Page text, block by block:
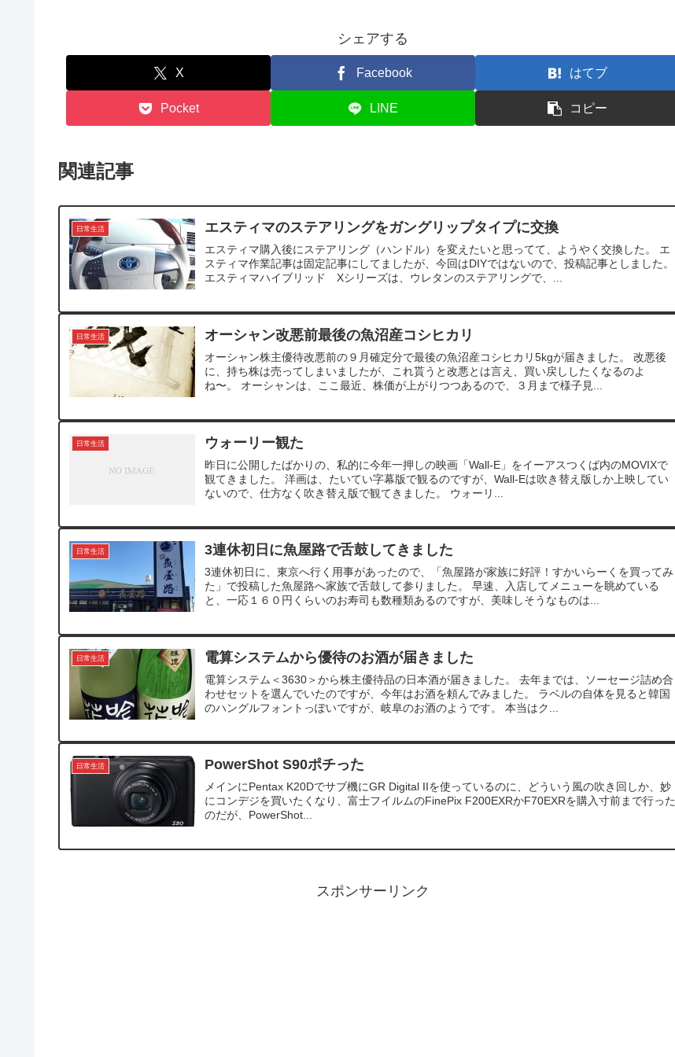
シェアする
X Facebook はてブ
Pocket LINE コピー
関連記事
日常生活 エスティマのステアリングをガングリップタイプに交換
エスティマ購入後にステアリング（ハンドル）を変えたいと思ってて、ようやく交換した。 エ
スティマ作業記事は固定記事にしてましたが、今回はDIYではないので、投稿記事としました。
エスティマハイブリッド Xシリーズは、ウレタンのステアリングで、...
日常生活 オーシャン改悪前最後の魚沼産コシヒカリ
オーシャン株主優待改悪前の９月確定分で最後の魚沼産コシヒカリ5kgが届きました。 改悪後
に、持ち株は売ってしまいましたが、これ貰うと改悪とは言え、買い戻ししたくなるのよ
ね〜。 オーシャンは、ここ最近、株価が上がりつつあるので、３月まで様子見...
日常生活 ウォーリー観た
昨日に公開したばかりの、私的に今年一押しの映画「Wall-E」をイーアスつくば内のMOVIXで
観てきました。 洋画は、たいてい字幕版で観るのですが、Wall-Eは吹き替え版しか上映してい
ないので、仕方なく吹き替え版で観てきました。 ウォーリ...
日常生活 3連休初日に魚屋路で舌鼓してきました
3連休初日に、東京へ行く用事があったので、「魚屋路が家族に好評！すかいらーくを買ってみ
た」で投稿した魚屋路へ家族で舌鼓して参りました。 早速、入店してメニューを眺めている
と、一応１６０円くらいのお寿司も数種類あるのですが、美味しそうなものは...
日常生活 電算システムから優待のお酒が届きました
電算システム＜3630＞から株主優待品の日本酒が届きました。 去年までは、ソーセージ詰め合
わせセットを選んでいたのですが、今年はお酒を頼んでみました。 ラベルの自体を見ると韓国
のハングルフォントっぽいですが、岐阜のお酒のようです。 本当はク...
日常生活 PowerShot S90ポチった
メインにPentax K20Dでサブ機にGR Digital IIを使っているのに、どういう風の吹き回しか、妙
にコンデジを買いたくなり、富士フイルムのFinePix F200EXRかF70EXRを購入寸前まで行った
のだが、PowerShot...
スポンサーリンク